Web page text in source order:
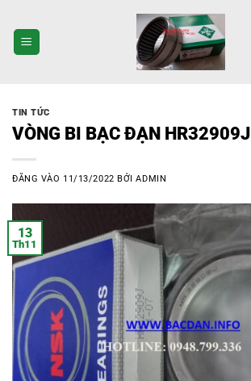
qua
nội
TIN TỨC
VÒNG BI BẠC ĐẠN HR32909J
ĐĂNG VÀO 11/13/2022 BỞIADMIN
13
Th11